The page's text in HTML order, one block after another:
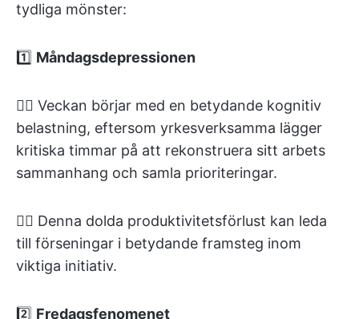
tydliga mönster:
1️⃣ Måndagsdepressionen
👉🏽 Veckan börjar med en betydande kognitiv
belastning, eftersom yrkesverksamma lägger
kritiska timmar på att rekonstruera sitt arbets
sammanhang och samla prioriteringar.
👉🏽 Denna dolda produktivitetsförlust kan leda
till förseningar i betydande framsteg inom
viktiga initiativ.
2️⃣ Fredagsfenomenet